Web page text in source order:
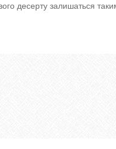
десерту залишаться